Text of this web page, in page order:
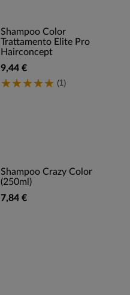
Shampoo Color
Trattamento Elite Pro
Hairconcept
9,44 €
(1)
Shampoo Crazy Color
(250ml)
7,84 €